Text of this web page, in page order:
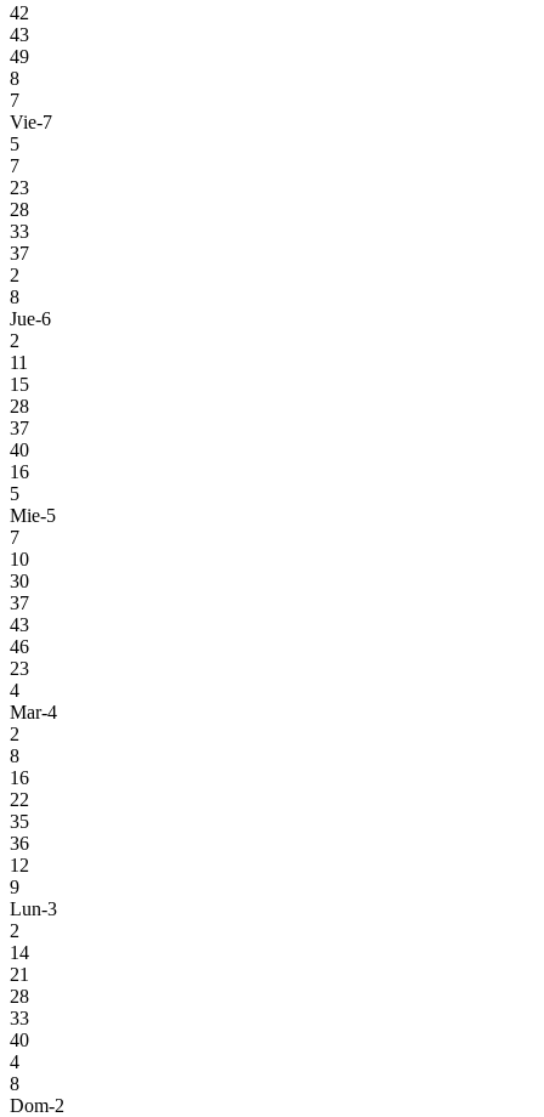
42
43
49
8
7
Vie-7
5
7
23
28
33
37
2
8
Jue-6
2
11
15
28
37
40
16
5
Mie-5
7
10
30
37
43
46
23
4
Mar-4
2
8
16
22
35
36
12
9
Lun-3
2
14
21
28
33
40
4
8
Dom-2